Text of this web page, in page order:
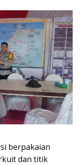
berpakaian
dan titik